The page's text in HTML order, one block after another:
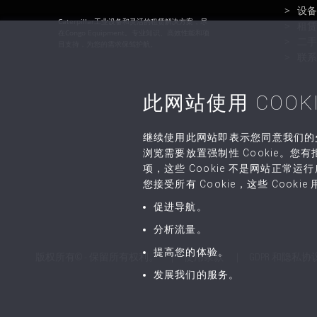
Caterpillar工业设备和灵活的租赁解决方案，尽
设备
版权所有© - 保留所有权利。 使用条款
此网站使用
继续使用此网站即表示您同意我们的
浏览需要放置强制性 Cookie。您有
项，这些 Cookie 不是网站正常运
您接受所有 Cookie，这些 Cookie
促进导航。
分析流量。
提高您的体验。
发展我们的服务。